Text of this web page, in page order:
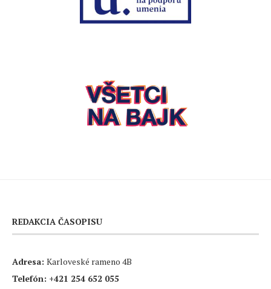
REDAKCIA ČASOPISU
Adresa: Karloveské rameno 4B
Telefón: +421 254 652 055